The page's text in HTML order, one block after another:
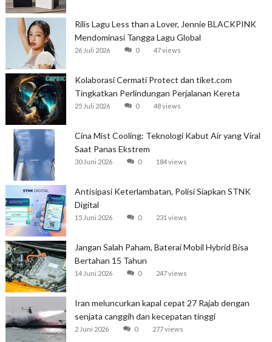
Rilis Lagu Less than a Lover, Jennie BLACKPINK
Mendominasi Tangga Lagu Global
26 Juli 2026 0 47 views
Kolaborasi Cermati Protect dan tiket.com
Tingkatkan Perlindungan Perjalanan Kereta
25 Juli 2026 0 48 views
Cina Mist Cooling: Teknologi Kabut Air yang Viral
Saat Panas Ekstrem
30 Juni 2026 0 184 views
Antisipasi Keterlambatan, Polisi Siapkan STNK
Digital
15 Juni 2026 0 231 views
Jangan Salah Paham, Baterai Mobil Hybrid Bisa
Bertahan 15 Tahun
14 Juni 2026 0 247 views
Iran meluncurkan kapal cepat 27 Rajab dengan
senjata canggih dan kecepatan tinggi
2 Juni 2026 0 277 views